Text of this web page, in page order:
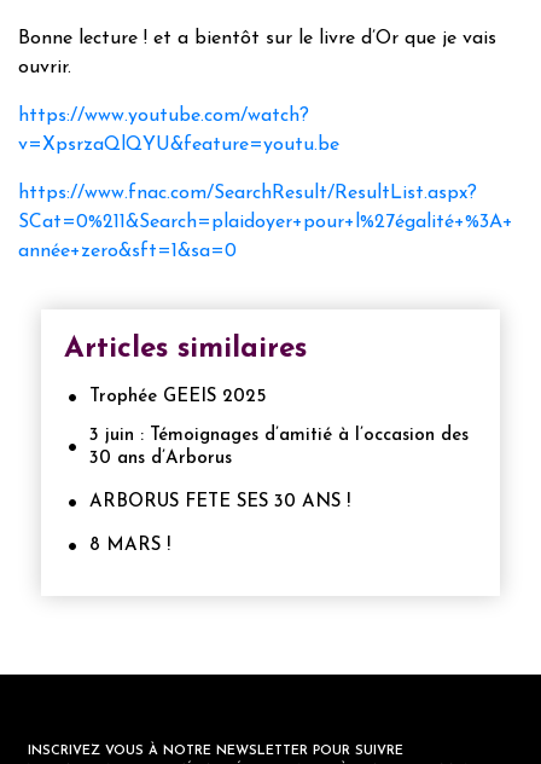
Bonne lecture ! et a bientôt sur le livre d’Or que je vais
ouvrir.
https://www.youtube.com/watch?
v=XpsrzaQlQYU&feature=youtu.be
https://www.fnac.com/SearchResult/ResultList.aspx?
SCat=0%211&Search=plaidoyer+pour+l%27égalité+%3A+
année+zero&sft=1&sa=0
Articles similaires
Trophée GEEIS 2025
3 juin : Témoignages d’amitié à l’occasion des
30 ans d’Arborus
ARBORUS FETE SES 30 ANS !
8 MARS !
INSCRIVEZ VOUS À NOTRE NEWSLETTER POUR SUIVRE